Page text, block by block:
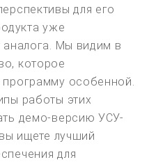
для его
уже
аналога. Мы видим в
которое
особенной.
работы этих
демо-версию УСУ-
ищете лучший
для